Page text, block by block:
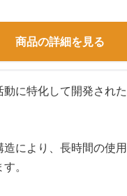
商品の詳細を見る
に特化して開発され
により、長時間の使
。